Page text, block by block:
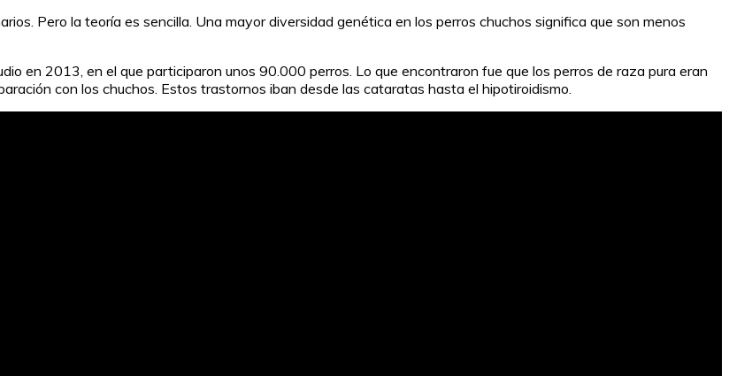
Pero la teoría es sencilla. Una mayor diversidad genética en los perros chuchos significa que son menos
en 2013, en el que participaron unos 90.000 perros. Lo que encontraron fue que los perros de raza pura eran
con los chuchos. Estos trastornos iban desde las cataratas hasta el hipotiroidismo.